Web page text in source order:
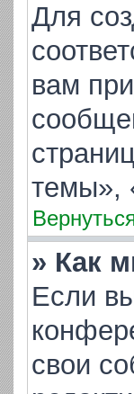
Для
вам
темы»,
» Как
Если
свои